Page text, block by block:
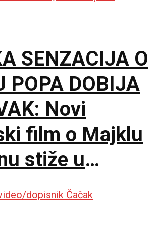
SENZACIJA O
POPA DOBIJA
Novi
film o Majklu
stiže u